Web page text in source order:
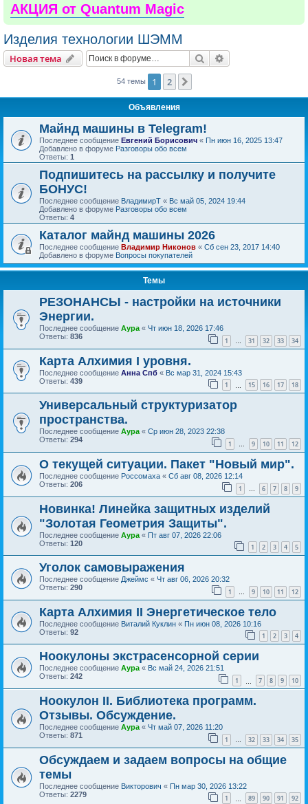
АКЦИЯ от Quantum Magic
Изделия технологии ШЭММ
Новая тема Поиск
54 темы 1 2
Объявления
Майнд машины в Telegram!
Последнее сообщение Евгений Борисович « Пн июн 16, 2025 13:47
Добавлено в форуме Разговоры обо всем
Ответы: 1
Подпишитесь на рассылку и получите
БОНУС!
Последнее сообщение ВладимирТ « Вс май 05, 2024 19:44
Добавлено в форуме Разговоры обо всем
Ответы: 4
Каталог майнд машины 2026
Последнее сообщение Владимир Никонов « Сб сен 23, 2017 14:40
Добавлено в форуме Вопросы покупателей
Темы
РЕЗОНАНСЫ - настройки на источники
Энергии.
Последнее сообщение Аура « Чт июн 18, 2026 17:46
Ответы: 836 1 … 31 32 33 34
Карта Алхимия I уровня.
Последнее сообщение Анна Спб « Вс мар 31, 2024 15:43
Ответы: 439 1 15 16 17 18
Универсальный структуризатор
пространства.
Последнее сообщение Аура « Ср июн 28, 2023 22:38
Ответы: 294 1 … 9 10 11 12
О текущей ситуации. Пакет "Новый мир".
Последнее сообщение Россомаха « Сб авг 08, 2026 12:14
Ответы: 206 1 … 6 7 8 9
Новинка! Линейка защитных изделий
"Золотая Геометрия Защиты".
Последнее сообщение Аура « Пт авг 07, 2026 22:06
Ответы: 120 1 2 3 4 5
Уголок самовыражения
Последнее сообщение Джеймс « Чт авг 06, 2026 20:32
Ответы: 290 1 … 9 10 11 12
Карта Алхимия II Энергетическое тело
Последнее сообщение Виталий Куклин « Пн июн 08, 2026 10:16
Ответы: 92 1 2 3 4
Ноокулоны экстрасенсорной серии
Последнее сообщение Аура« Вс май 24, 2026 21:51
Ответы: 242 1 7 8 9 10
Ноокулон II. Библиотека программ.
Отзывы. Обсуждение.
Последнее сообщение Аура « Чт май 07, 2026 11:20
Ответы: 871 1 … 32 33 34 35
Обсуждаем и задаем вопросы на общие
темы
Последнее сообщение Викторович « Пн мар 30, 2026 13:22
Ответы: 2279 1 89 90 91 92